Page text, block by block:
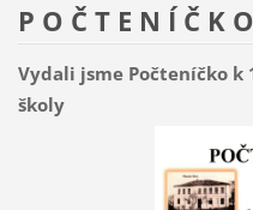
P O Č T E N Í Č K
Vydali jsme Počteníčko k
školy